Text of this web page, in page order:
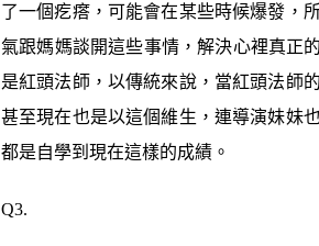
了一個疙瘩，可能會在某些時候爆發，
氣跟媽媽談開這些事情，解決心裡真正
是紅頭法師，以傳統來說，當紅頭法師
甚至現在也是以這個維生，連導演妹妹
都是自學到現在這樣的成績。
Q3.